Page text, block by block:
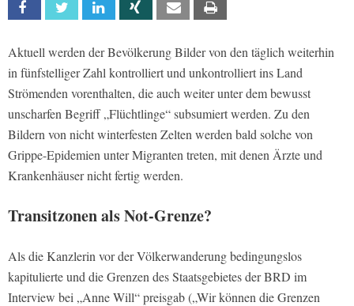
Facebook Twitter Linkedin Xing Email
Aktuell werden der Bevölkerung Bilder von den täglich weiterhin
in fünfstelliger Zahl kontrolliert und unkontrolliert ins Land
Strömenden vorenthalten, die auch weiter unter dem bewusst
unscharfen Begriff „Flüchtlinge“ subsumiert werden. Zu den
Bildern von nicht winterfesten Zelten werden bald solche von
Grippe-Epidemien unter Migranten treten, mit denen Ärzte und
Krankenhäuser nicht fertig werden.
Transitzonen als Not-Grenze?
Als die Kanzlerin vor der Völkerwanderung bedingungslos
kapitulierte und die Grenzen des Staatsgebietes der BRD im
Interview bei „Anne Will“ preisgab („Wir können die Grenzen